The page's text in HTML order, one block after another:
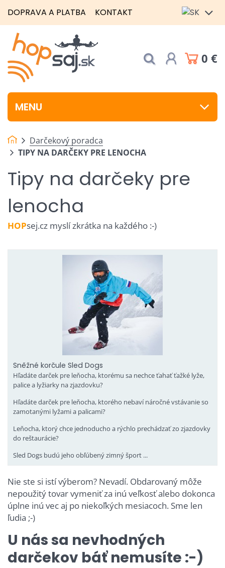
DOPRAVA A PLATBA KONTAKT
0 €
MENU
Darčekový poradca
TIPY NA DARČEKY PRE LENOCHA
Tipy na darčeky pre
lenocha
HOPsej.cz myslí zkrátka na každého :-)
Sněžné korčule Sled Dogs
Hľadáte darček pre leňocha, ktorému sa nechce ťahať ťažké lyže,
palice a lyžiarky na zjazdovku?
Hľadáte darček pre leňocha, ktorého nebaví náročné vstávanie so
zamotanými lyžami a palicami?
Leňocha, ktorý chce jednoducho a rýchlo prechádzať zo zjazdovky
do reštaurácie?
Sled Dogs budú jeho obľúbený zimný šport ...
Nie ste si istí výberom? Nevadí. Obdarovaný môže
nepoužitý tovar vymeniť za inú veľkosť alebo dokonca
úplne inú vec aj po niekoľkých mesiacoch. Sme len
ľudia ;-)
U nás sa nevhodných
darčekov báť nemusíte :-)